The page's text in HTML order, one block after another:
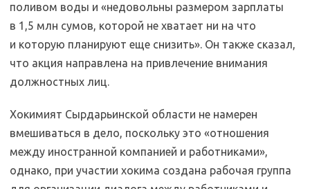
поливом воды и «недовольны размером зарплаты
в 1,5 млн сумов, которой не хватает ни на что
и которую планируют еще снизить». Он также сказал,
что акция направлена на привлечение внимания
должностных лиц.
Хокимият Сырдарьинской области не намерен
вмешиваться в дело, поскольку это «отношения
между иностранной компанией и работниками»,
однако, при участии хокима создана рабочая группа